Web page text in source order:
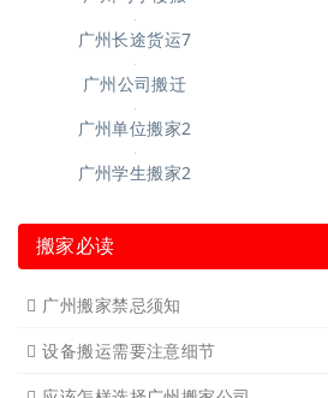
广州起重吊装4
广州钢琴搬运10
广州长途货运